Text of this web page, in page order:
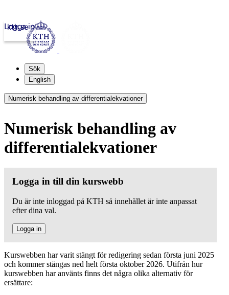
kth.se
Logga in
Sök
English
Numerisk behandling av differentialekvationer
Numerisk behandling av
differentialekvationer
Logga in till din kurswebb
Du är inte inloggad på KTH så innehållet är inte anpassat
efter dina val.
Logga in
Kurswebben har varit stängt för redigering sedan första juni 2025
och kommer stängas ned helt första oktober 2026. Utifrån hur
kurswebben har använts finns det några olika alternativ för
ersättare: